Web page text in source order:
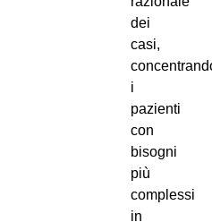
dei
casi,
i
pazienti
con
bisogni
più
complessi
in